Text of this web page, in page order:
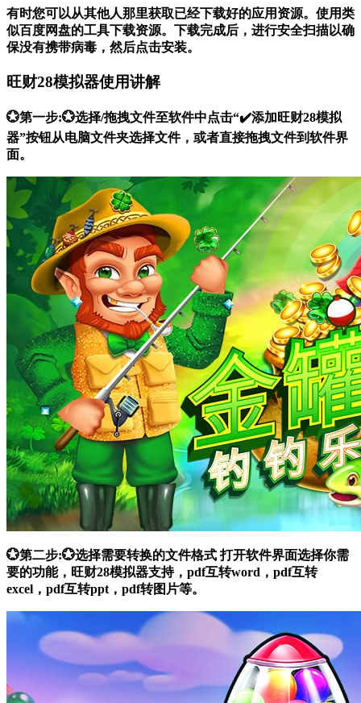
有时您可以从其他人那里获取已经下载好的应用资源。使用类
似百度网盘的工具下载资源。下载完成后，进行安全扫描以确
保没有携带病毒，然后点击安装。
旺财28模拟器使用讲解
💮第一步:💮选择/拖拽文件至软件中点击“✔️添加旺财28模拟
器”按钮从电脑文件夹选择文件，或者直接拖拽文件到软件界
面。
💮第二步:💮选择需要转换的文件格式 打开软件界面选择你需
要的功能，旺财28模拟器支持，pdf互转word，pdf互转
excel，pdf互转ppt，pdf转图片等。